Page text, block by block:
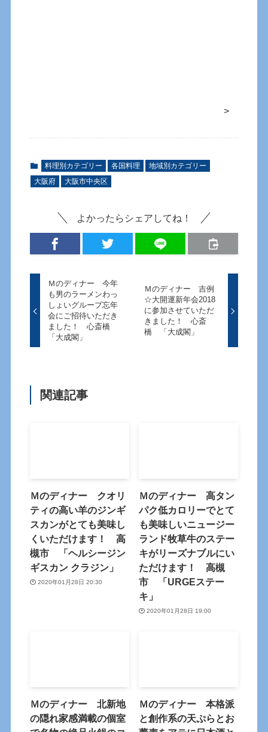
>
料理別カテゴリー 各国料理
地域別カテゴリー
大阪府
大阪市中央区
よかったらシェアしてね！
Ｍのディナー 今年
も男のラーメンわっ
しょいグループ忘年
会にご招待いただき
ました！ 心斎橋
「大成閣」
Ｍのディナー 吉例
☆大開運新年会2018
に参加させていただ
きました！ 心斎
橋 「大成閣」
関連記事
Ｍのディナー クオリ
ティの高い羊のジンギ
スカンがとても美味し
くいただけます！ 高
槻市 「ヘルシージン
ギスカン クラジン」
2020年01月28日 20:30
Ｍのディナー 高タン
パク低カロリーでとて
も美味しいニュージー
ランド牧草牛のステー
キがリーズナブルにい
ただけます！ 高槻
市 「URGEステー
キ」
2020年01月28日 19:00
Ｍのディナー 北新地
の隠れ家感満載の個室
Ｍのディナー 本格派
と創作系の天ぷらとお